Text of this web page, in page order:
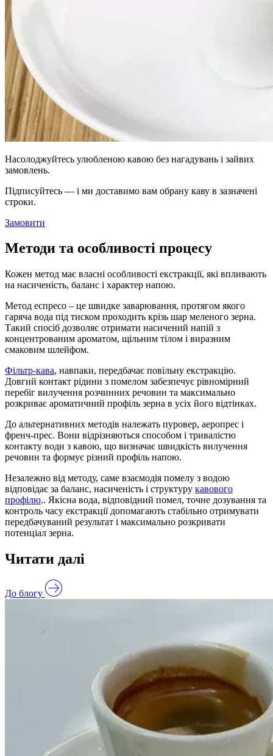
Насолоджуйтесь улюбленою кавою без нагадувань і зайвих
замовлень.
Підписуйтесь — і ми доставимо вам обрану каву в зазначені
строки.
Замовити
Методи та особливості процесу
Кожен метод має власні особливості екстракції, які впливають
на насиченість, баланс і характер напою.
Метод еспресо – це швидке заварювання, протягом якого
гаряча вода під тиском проходить крізь шар меленого зерна.
Такий спосіб дозволяє отримати насичений напій з
концентрованим ароматом, щільним тілом і виразним
смаковим шлейфом.
Фільтр-кава, навпаки, передбачає повільну екстракцію.
Довгий контакт рідини з помелом забезпечує рівномірний
перебіг вилучення розчинних речовин та максимально
розкриває ароматичний профіль зерна в усіх його відтінках.
До альтернативних методів належать пуровер, аеропрес і
френч-прес. Вони відрізняються способом і тривалістю
контакту води з кавою, що визначає швидкість вилучення
речовин та формує різний профіль напою.
Незалежно від методу, саме взаємодія помелу з водою
відповідає за баланс, насиченість і структуру кавового
профілю.. Якісна вода, відповідний помел, точне дозування та
контроль часу екстракції допомагають стабільно отримувати
передбачуваний результат і максимально розкривати
потенціал зерна.
Читати далі
До блогу